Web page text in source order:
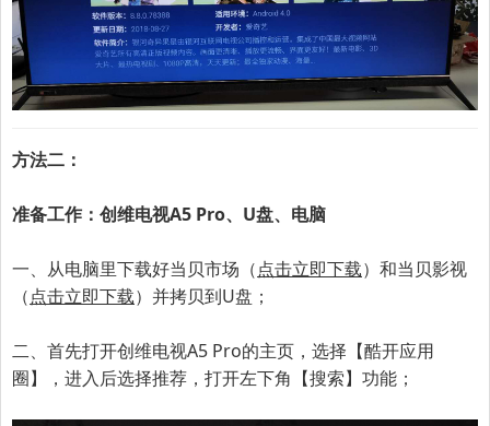
方法二：
准备工作：创维电视A5 Pro、U盘、电脑
一、 从电脑里下载好当贝市场（点击立即下载）和当贝影视
（点击立即下载）并拷贝到U盘；
二、首先打开创维电视A5 Pro的主页，选择【酷开应用
圈】，进入后选择推荐，打开左下角【搜索】功能；